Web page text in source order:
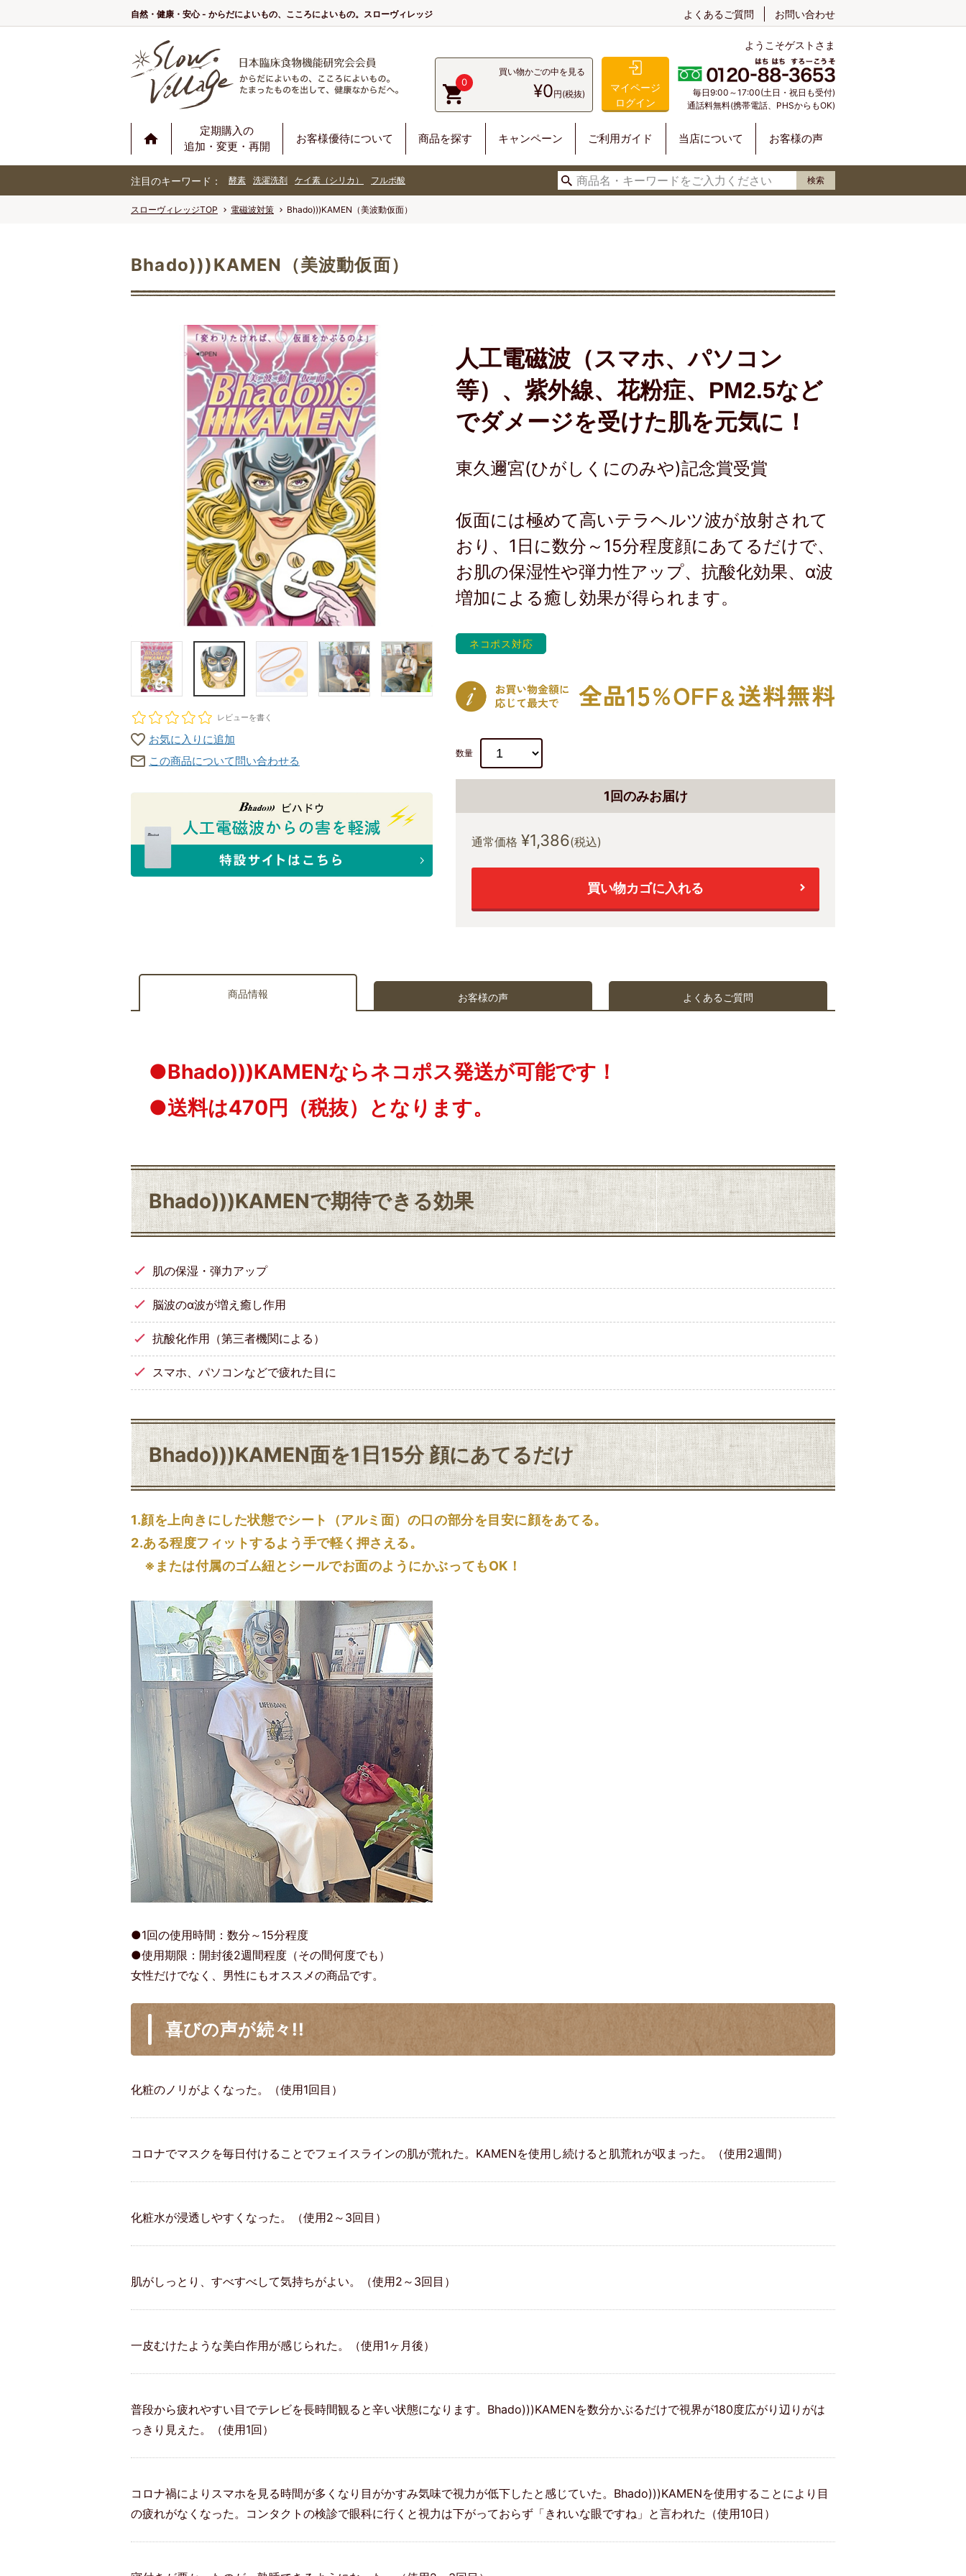
自然・健康・安心 - からだによいもの、こころによいもの。スローヴィレッジ よくあるご質問 お問い合わせ
ようこそゲストさま
0
買い物かごの中を見る
¥0円(税抜)
マイページ
ログイン
毎日9:00～17:00(土日・祝日も受付)
通話料無料(携帯電話、PHSからもOK)
定期購入の
追加・変更・再開
お客様優待について 商品を探す キャンペーン ご利用ガイド 当店について お客様の声
注目のキーワード： 酵素 洗濯洗剤 ケイ素（シリカ） フルボ酸 検索
スローヴィレッジTOP 電磁波対策 Bhado)))KAMEN（美波動仮面）
Bhado)))KAMEN（美波動仮面）
レビューを書く
お気に入りに追加
この商品について問い合わせる
人工電磁波（スマホ、パソコン
等）、紫外線、花粉症、PM2.5など
でダメージを受けた肌を元気に！
東久邇宮(ひがしくにのみや)記念賞受賞
仮面には極めて高いテラヘルツ波が放射されて
おり、1日に数分～15分程度顔にあてるだけで、
お肌の保湿性や弾力性アップ、抗酸化効果、α波
増加による癒し効果が得られます。
ネコポス対応
数量
1回のみお届け
通常価格 ¥1,386(税込)
買い物カゴに入れる
商品情報 お客様の声 よくあるご質問
●Bhado)))KAMENならネコポス発送が可能です！
●送料は470円（税抜）となります。
Bhado)))KAMENで期待できる効果
肌の保湿・弾力アップ
脳波のα波が増え癒し作用
抗酸化作用（第三者機関による）
スマホ、パソコンなどで疲れた目に
Bhado)))KAMEN面を1日15分顔にあてるだけ
1.顔を上向きにした状態でシート（アルミ面）の口の部分を目安に顔をあてる。
2.ある程度フィットするよう手で軽く押さえる。
※または付属のゴム紐とシールでお面のようにかぶってもOK！
●1回の使用時間：数分～15分程度
●使用期限：開封後2週間程度（その間何度でも）
女性だけでなく、男性にもオススメの商品です。
喜びの声が続々!!
化粧のノリがよくなった。（使用1回目）
コロナでマスクを毎日付けることでフェイスラインの肌が荒れた。KAMENを使用し続けると肌荒れが収まった。（使用2週間）
化粧水が浸透しやすくなった。（使用2～3回目）
肌がしっとり、すべすべして気持ちがよい。（使用2～3回目）
一皮むけたような美白作用が感じられた。（使用1ヶ月後）
普段から疲れやすい目でテレビを長時間観ると辛い状態になります。Bhado)))KAMENを数分かぶるだけで視界が180度広がり辺りがは
っきり見えた。（使用1回）
コロナ禍によりスマホを見る時間が多くなり目がかすみ気味で視力が低下したと感じていた。Bhado)))KAMENを使用することにより目
の疲れがなくなった。コンタクトの検診で眼科に行くと視力は下がっておらず「きれいな眼ですね」と言われた（使用10日）